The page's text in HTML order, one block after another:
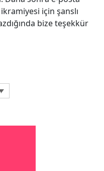
için şanslı
bize teşekkür